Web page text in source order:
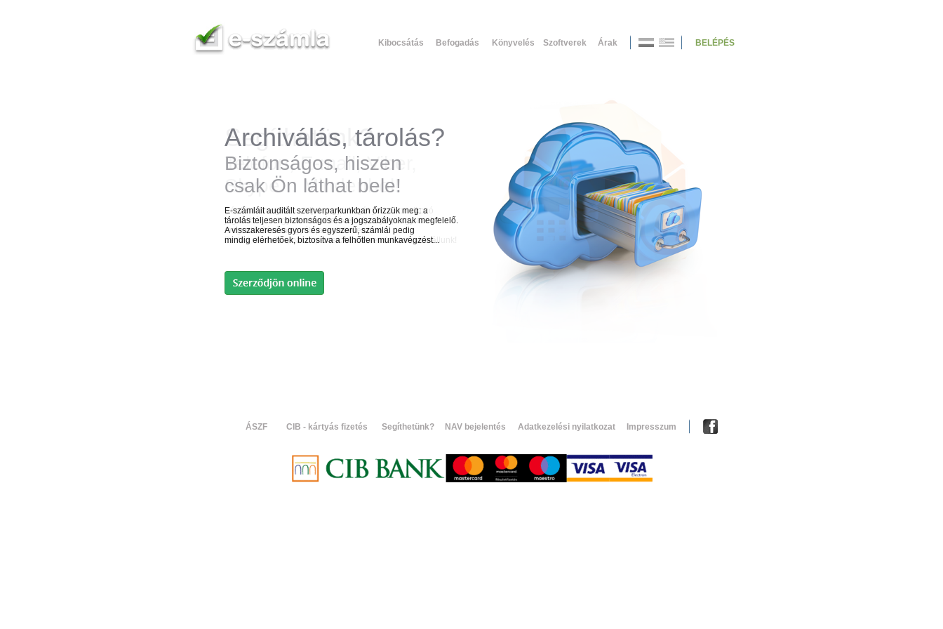
Kibocsátás Befogadás Könyvelés Szoftverek Árak BELÉPÉS
Archiválás, tárolás?
Biztonságos, hiszen
csak Ön láthat bele!
E-számláit auditált szerverparkunkban őrizzük meg: a
tárolás teljesen biztonságos és a jogszabályoknak megfelelő.
A visszakeresés gyors és egyszerű, számlái pedig
mindig elérhetőek, biztosítva a felhőtlen munkavégzést...
Segíthetünk?
Telefon, E-mail, Viber,
Skype... Mindenhol!
Kérdéseit megválaszoljuk, egyedi igényeit a vonatkozó
jogszabályok figyelembevételével teljesítjük, vagy azok
megvalósítására egyéb javaslatot teszünk.
Bárhol, bármikor, bármilyen eszközön rendelkezésére állunk!
ÁSZF CIB - kártyás fizetés Segíthetünk? NAV bejelentés Adatkezelési nyilatkozat Impresszum